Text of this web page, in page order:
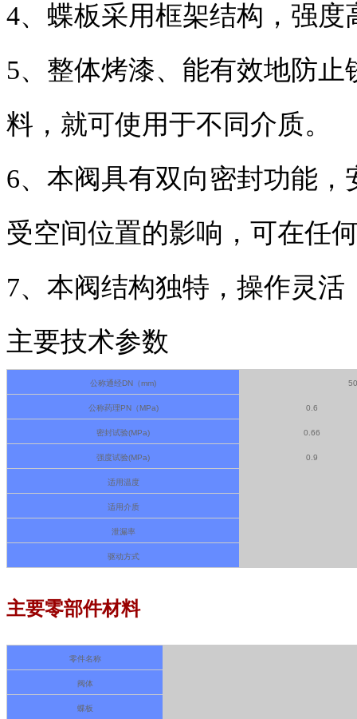
4、蝶板采用框架结构，强
5、整体烤漆、能有效地防
料，就可使用于不同介质。
6、本阀具有双向密封功能
受空间位置的影响，可在任
7、本阀结构独特，操作灵活
主要技术参数
公称通经DN（mm)
公称药理PN（MPa) 0.6
密封试验(MPa) 0.66
强度试验(MPa) 0.9
适用温度
适用介质
泄漏率
驱动方式
主要零部件材料
零件名称
阀体
蝶板